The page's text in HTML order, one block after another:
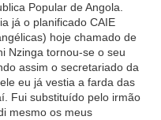
Popular de Angola.
já o planificado CAIE
hoje chamado de
Nzinga tornou-se o seu
assim o secretariado da
eu já vestia a farda das
Fui substituído pelo irmão
mesmo os meus